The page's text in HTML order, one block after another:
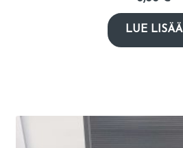
LUE LISÄÄ